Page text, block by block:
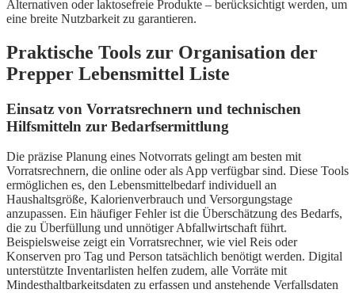
Alternativen oder laktosefreie Produkte – berücksichtigt werden, um
eine breite Nutzbarkeit zu garantieren.
Praktische Tools zur Organisation der
Prepper Lebensmittel Liste
Einsatz von Vorratsrechnern und technischen
Hilfsmitteln zur Bedarfsermittlung
Die präzise Planung eines Notvorrats gelingt am besten mit
Vorratsrechnern, die online oder als App verfügbar sind. Diese Tools
ermöglichen es, den Lebensmittelbedarf individuell an
Haushaltsgröße, Kalorienverbrauch und Versorgungstage
anzupassen. Ein häufiger Fehler ist die Überschätzung des Bedarfs,
die zu Überfüllung und unnötiger Abfallwirtschaft führt.
Beispielsweise zeigt ein Vorratsrechner, wie viel Reis oder
Konserven pro Tag und Person tatsächlich benötigt werden. Digital
unterstützte Inventarlisten helfen zudem, alle Vorräte mit
Mindesthaltbarkeitsdaten zu erfassen und anstehende Verfallsdaten